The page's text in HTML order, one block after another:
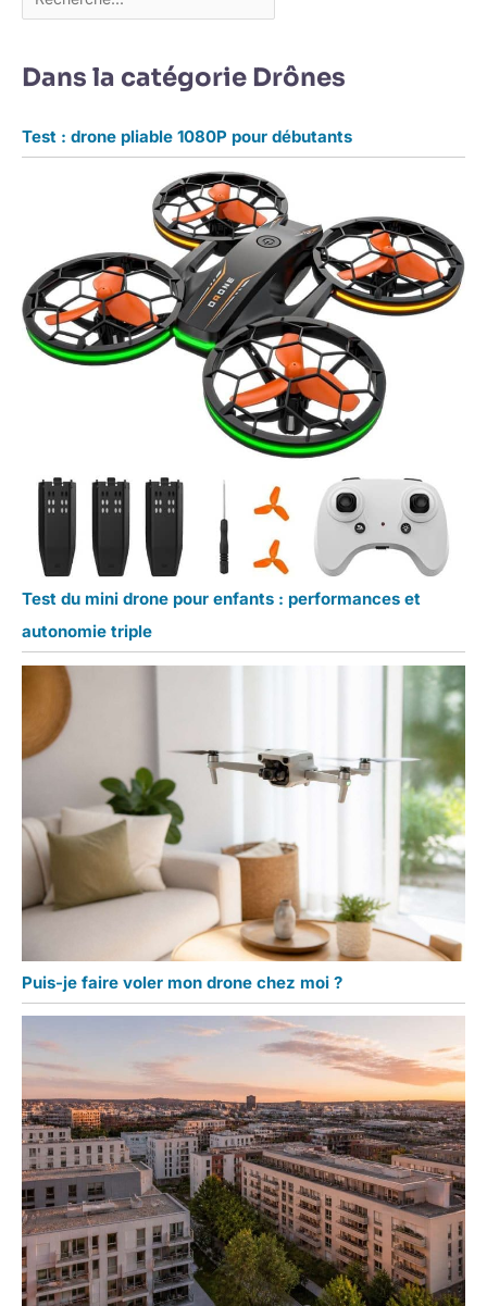
Dans la catégorie Drônes
Test : drone pliable 1080P pour débutants
Test du mini drone pour enfants : performances et
autonomie triple
Puis-je faire voler mon drone chez moi ?